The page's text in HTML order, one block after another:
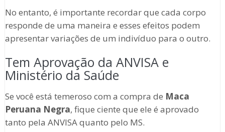
No entanto, é importante recordar que cada corpo
responde de uma maneira e esses efeitos podem
apresentar variações de um indivíduo para o outro.
Tem Aprovação da ANVISA e
Ministério da Saúde
Se você está temeroso com a compra de Maca
Peruana Negra, fique ciente que ele é aprovado
tanto pela ANVISA quanto pelo MS.